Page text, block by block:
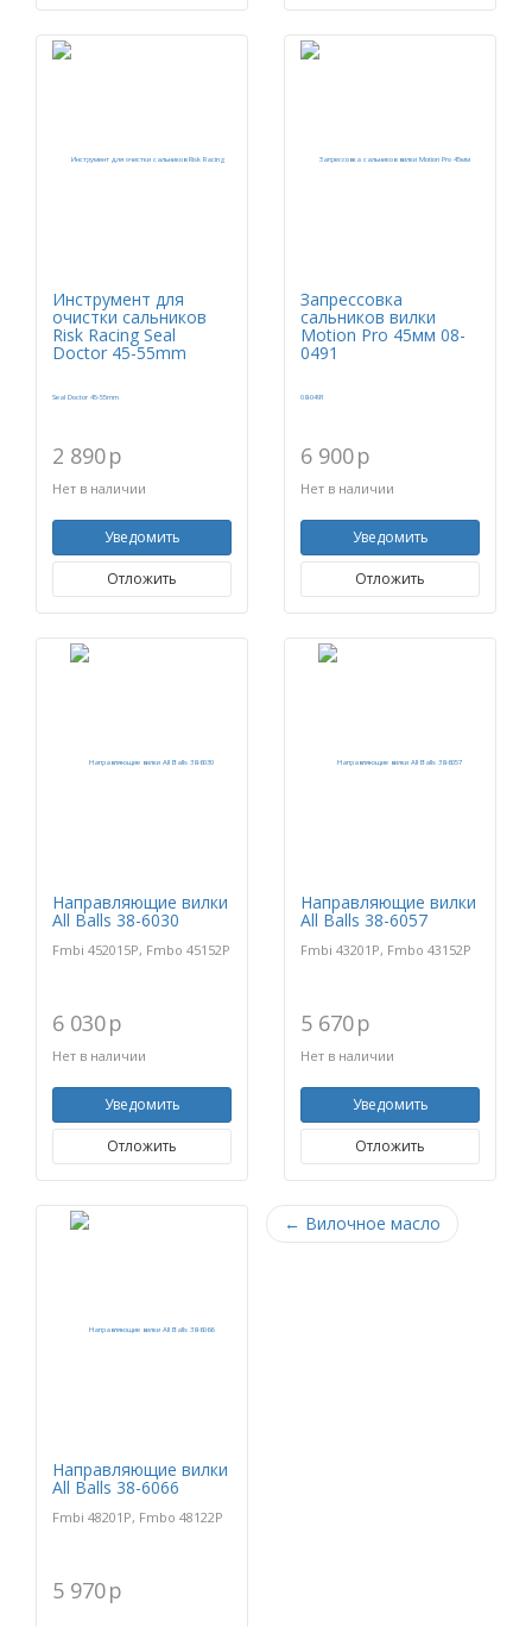
Инструмент для
очистки сальников
Risk Racing Seal
Doctor 45-55mm
2 890p
Нет в наличии
Уведомить
Отложить
Запрессовка
сальников вилки
Motion Pro 45мм 08-
0491
6 900p
Нет в наличии
Уведомить
Отложить
Направляющие вилки
All Balls 38-6030
Fmbi 452015P, Fmbo 45152P
6 030p
Нет в наличии
Уведомить
Отложить
Направляющие вилки
All Balls 38-6057
Fmbi 43201P, Fmbo 43152P
5 670p
Нет в наличии
Уведомить
Отложить
Направляющие вилки
All Balls 38-6066
Fmbi 48201P, Fmbo 48122P
5 970p
← Вилочное масло